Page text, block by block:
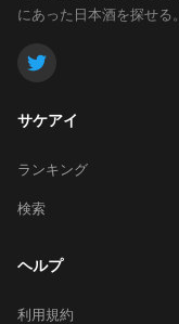
にあった日本酒を探せる。
サケアイ
ランキング
検索
ヘルプ
利用規約